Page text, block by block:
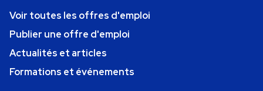
Voir toutes les offres d'emploi
Publier une offre d'emploi
Actualités et articles
Formations et événements